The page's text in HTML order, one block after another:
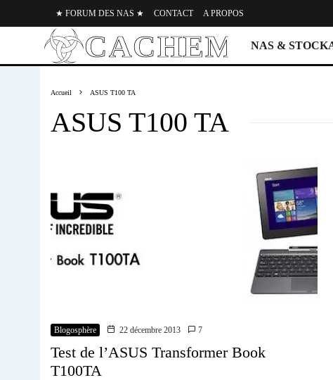
★ FORUM DES NAS ★ CONTACT A PROPOS
NAS &
Accueil ASUS T100 TA
ASUS T100 TA
Blogosphère 22 décembre 2013 7
Test de l’ASUS Transformer Book
T100TA